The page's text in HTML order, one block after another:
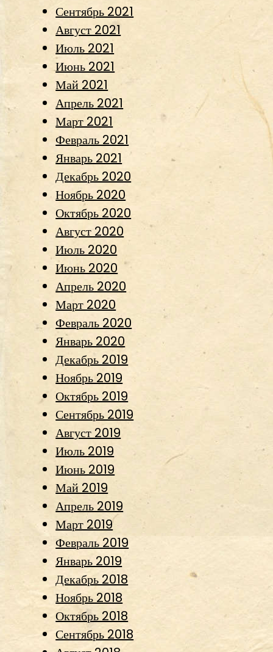
Сентябрь 2021
Август 2021
Июль 2021
Июнь 2021
Май 2021
Апрель 2021
Март 2021
Февраль 2021
Январь 2021
Декабрь 2020
Ноябрь 2020
Октябрь 2020
Август 2020
Июль 2020
Июнь 2020
Апрель 2020
Март 2020
Февраль 2020
Январь 2020
Декабрь 2019
Ноябрь 2019
Октябрь 2019
Сентябрь 2019
Август 2019
Июль 2019
Июнь 2019
Май 2019
Апрель 2019
Март 2019
Февраль 2019
Январь 2019
Декабрь 2018
Ноябрь 2018
Октябрь 2018
Сентябрь 2018